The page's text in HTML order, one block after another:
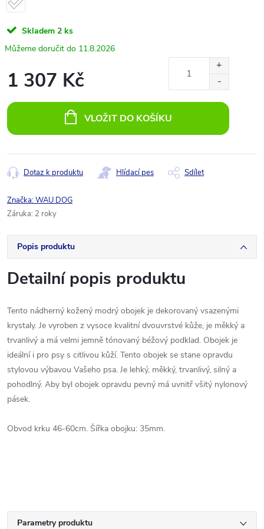
Skladem 2 ks
11.8.2026
1 307 Kč
cena:
VLOŽIT DO KOŠÍKU
Dotaz k produktu Hlídací pes Sdílet
Značka:WAU DOG
Záruka: 2 roky
Popis produktu
Detailní popis produktu
Tento nádherný kožený modrý obojek je dekorovaný vsazenými
krystaly. Je vyroben z vysoce kvalitní dvouvrstvé kůže, je měkký a
trvanlivý a má velmi jemně tónovaný béžový podklad. Obojek je
ideální i pro psy s citlivou kůží. Tento obojek se stane opravdu
stylovou výbavou Vašeho psa. Je lehký, měkký, trvanlivý, silný a
pohodlný. Aby byl obojek opravdu pevný má uvnitř všitý nylonový
pásek.
Obvod krku 46-60cm. Šířka obojku: 35mm.
Parametry produktu